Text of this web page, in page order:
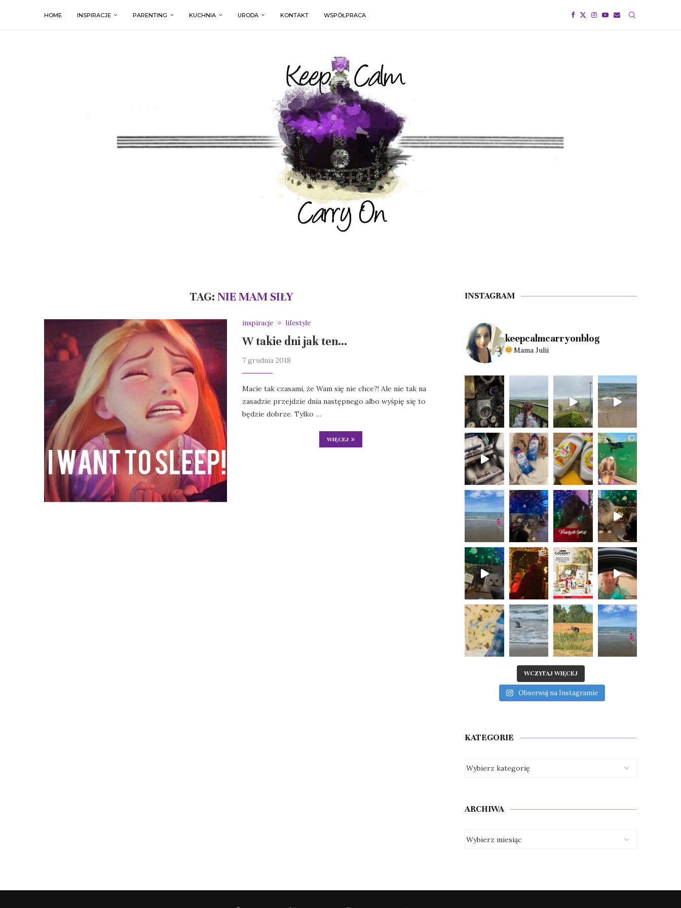
HOME INSPIRACJE PARENTING KUCHNIA URODA KONTAKT WSPÓŁPRACA
TAG:NIE MAM SIŁY
inspiracje lifestyle
W takie dni jak ten…
7 grudnia 2018
Macie tak czasami, że Wam się nie chce?! Ale nie tak na
zasadzie przejdzie dnia następnego albo wyśpię się to
będzie dobrze. Tylko …
WIĘCEJ
INSTAGRAM
keepcalmcarryonblog
Mama Julii
WCZYTAJ WIĘCEJ
Obserwuj na Instagramie
KATEGORIE
ARCHIWA